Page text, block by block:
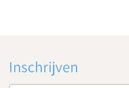
Inschrijven